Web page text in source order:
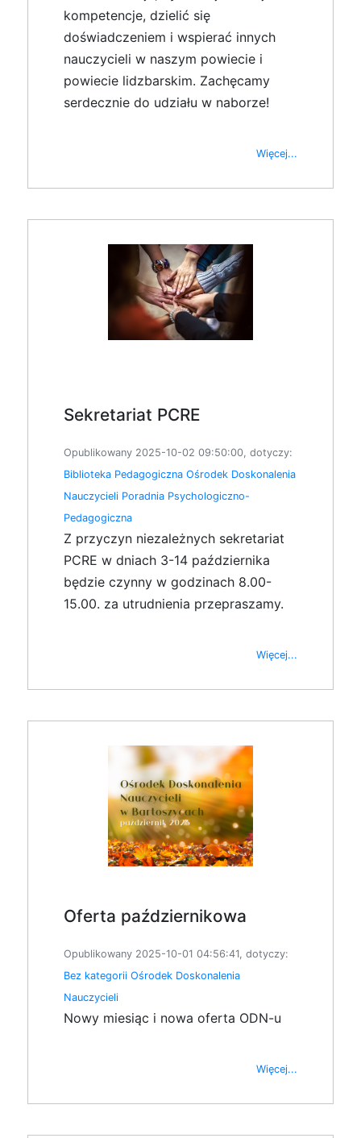
kompetencje, dzielić się
doświadczeniem i wspierać innych
nauczycieli w naszym powiecie i
powiecie lidzbarskim. Zachęcamy
serdecznie do udziału w naborze!
Więcej...
Sekretariat PCRE
Opublikowany 2025-10-02 09:50:00, dotyczy:
Biblioteka Pedagogiczna Ośrodek Doskonalenia
Nauczycieli Poradnia Psychologiczno-
Pedagogiczna
Z przyczyn niezależnych sekretariat
PCRE w dniach 3-14 października
będzie czynny w godzinach 8.00-
15.00. za utrudnienia przepraszamy.
Więcej...
Oferta październikowa
Opublikowany 2025-10-01 04:56:41, dotyczy:
Bez kategorii Ośrodek Doskonalenia
Nauczycieli
Nowy miesiąc i nowa oferta ODN-u
Więcej...